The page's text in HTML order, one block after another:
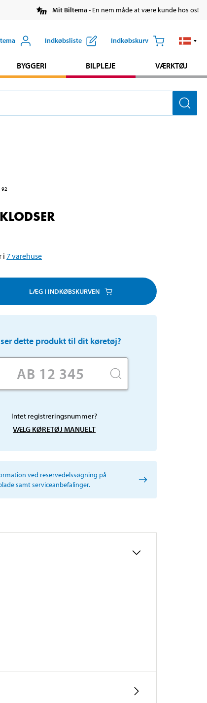
Mit Biltema- En nem måde at være kunde hos os!
Indkøbsliste Indkøbskurv
BYGGERI BILPLEJE VÆRKTØJ
92
i 7varehuse
LÆG I INDKØBSKURVEN
dette produkt til dit køretøj?
Intet registreringsnummer?
VÆLG KØRETØJ MANUELT
ved reservedelssøgning på
samt serviceanbefalinger.